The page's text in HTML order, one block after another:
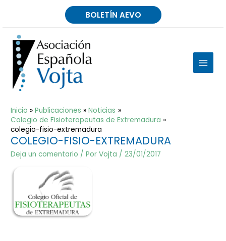
BOLETÍN AEVO
MAIN
Inicio Publicaciones
Noticias
Colegio de Fisioterapeutas de Extremadura
colegio-fisio-extremadura
COLEGIO-FISIO-EXTREMADURA
Deja un comentario / PorVojta /23/01/2017